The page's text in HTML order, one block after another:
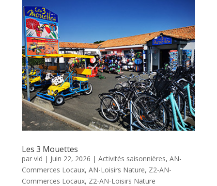
Les 3 Mouettes
par vld | Juin 22, 2026 | Activités saisonnières, AN-
Commerces Locaux, AN-Loisirs Nature, Z2-AN-
Commerces Locaux, Z2-AN-Loisirs Nature